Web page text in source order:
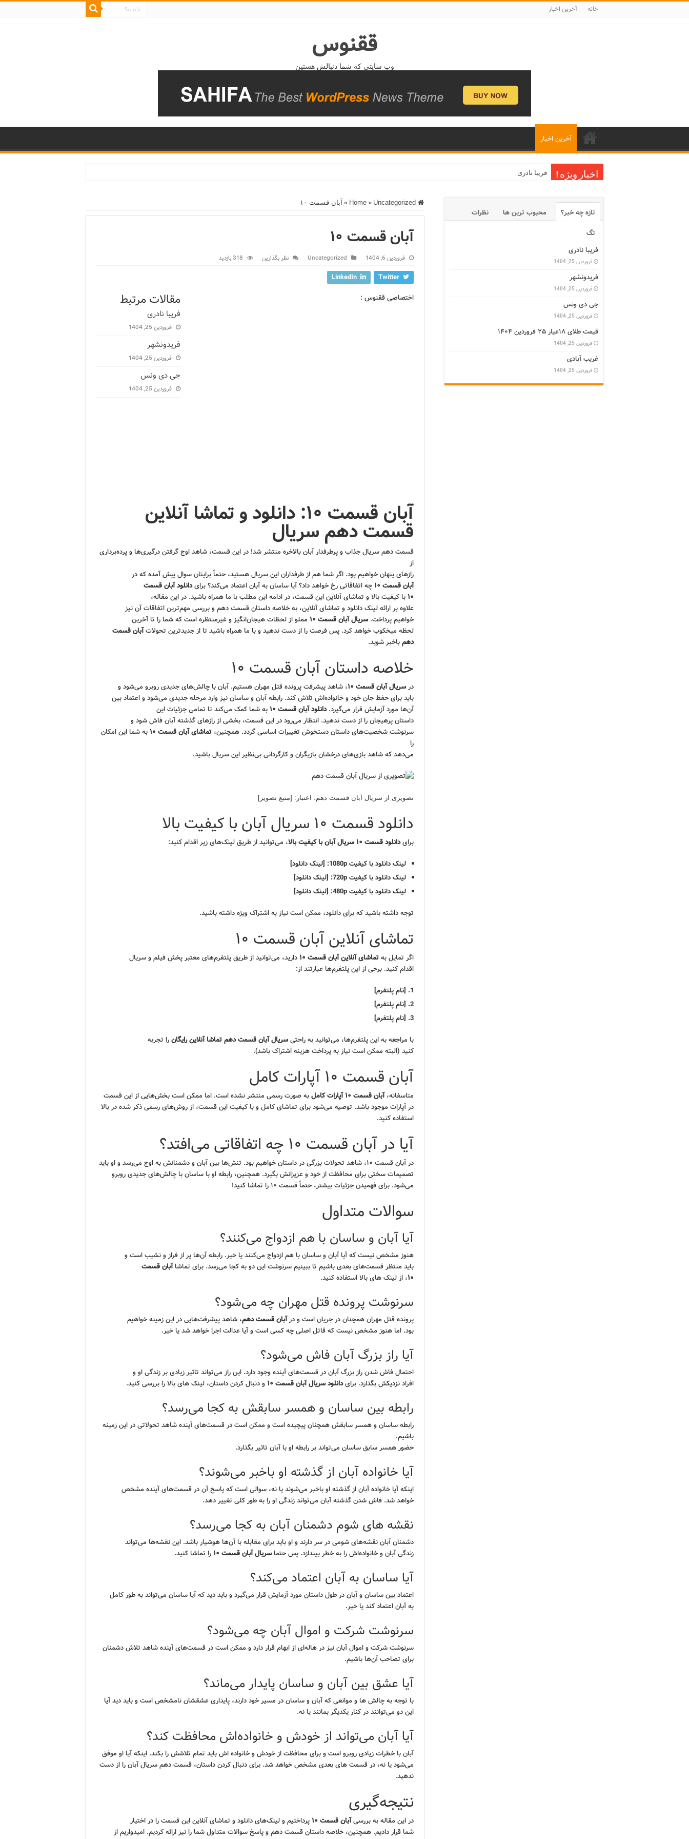
خانه آخرین اخبار
ققنوس
وب سایتی که شما دنبالش هستین
آخرین اخبار
اخبار ویژه ! فریبا نادری
» Uncategorized
» آبان قسمت ۱۰
آبان قسمت ۱۰
فروردین 6, 1404 Uncategorized نظر بگذارین 318 بازدید
Twitter
LinkedIn
مقالات مرتبط
فریبا نادری
فروردین 25, 1404
فریدونشهر
فروردین 25, 1404
جی دی ونس
فروردین 25, 1404
اختصاصی ققنوس :
آبان قسمت ۱۰: دانلود و تماشا آنلاین
قسمت دهم سریال
قسمت دهم سریال جذاب و پرطرفدار آبان بالاخره منتشر شد! در این قسمت، شاهد اوج گرفتن درگیری‌ها و پرده‌برداری
از
رازهای پنهان خواهیم بود. اگر شما هم از طرفداران این سریال هستید، حتماً برایتان سوال پیش آمده که در
آبان قسمت ۱۰
چه اتفاقاتی رخ خواهد داد؟ آیا ساسان به آبان اعتماد می‌کند؟ برایدانلود آبان قسمت
۱۰با کیفیت بالا و تماشای آنلاین این قسمت، در ادامه این مطلب با ما همراه باشید. در این مقاله،
علاوه بر ارائه لینک دانلود و تماشای آنلاین، به خلاصه داستان قسمت دهم و بررسی مهم‌ترین اتفاقات آن نیز
خواهیم پرداخت. سریال آبان قسمت ۱۰
مملو از لحظات هیجان‌انگیز و غیرمنتظره است که شما را تا آخرین
لحظه میخکوب خواهد کرد. پس فرصت را از دست ندهید و با ما همراه باشید تا از جدیدترین تحولاتآبان قسمت
دهمباخبر شوید.
خلاصه داستان آبان قسمت ۱۰
درسریال آبان قسمت ۱۰
، شاهد پیشرفت پرونده قتل مهران هستیم. آبان با چالش‌های جدیدی روبرو می‌شود و
باید برای حفظ جان خود و خانواده‌اش تلاش کند. رابطه آبان و ساسان نیز وارد مرحله جدیدی می‌شود و اعتماد بین
آن‌ها مورد آزمایش قرار می‌گیرد.دانلود آبان قسمت ۱۰
به شما کمک می‌کند تا تمامی جزئیات این
داستان پرهیجان را از دست ندهید. انتظار می‌رود در این قسمت، بخشی از رازهای گذشته آبان فاش شود و
سرنوشت شخصیت‌های داستان دستخوش تغییرات اساسی گردد. همچنین، تماشای آبان قسمت ۱۰
به شما این امکان
را
می‌دهد که شاهد بازی‌های درخشان بازیگران و کارگردانی بی‌نظیر این سریال باشید.
تصویری از سریال آبان قسمت دهم. اعتبار: [منبع تصویر]
دانلود قسمت ۱۰ سریال آبان با کیفیت بالا
برایدانلود قسمت ۱۰ سریال آبان با کیفیت بالا
، می‌توانید از طریق لینک‌های زیر اقدام کنید:
لینک دانلود با کیفیت 1080p: [لینک دانلود]
لینک دانلود با کیفیت 720p: [لینک دانلود]
لینک دانلود با کیفیت 480p: [لینک دانلود]
توجه داشته باشید که برای دانلود، ممکن است نیاز به اشتراک ویژه داشته باشید.
تماشای آنلاین آبان قسمت ۱۰
اگر تمایل بهتماشای آنلاین آبان قسمت ۱۰
دارید، می‌توانید از طریق پلتفرم‌های معتبر پخش فیلم و سریال
اقدام کنید. برخی از این پلتفرم‌ها عبارتند از:
[نام پلتفرم]
[نام پلتفرم]
[نام پلتفرم]
با مراجعه به این پلتفرم‌ها، می‌توانید به راحتیسریال آبان قسمت دهم تماشا آنلاین رایگانرا تجربه
کنید (البته ممکن است نیاز به پرداخت هزینه اشتراک باشد).
آبان قسمت ۱۰ آپارات کامل
متاسفانه،آبان قسمت ۱۰ آپارات کامل
به صورت رسمی منتشر نشده است. اما ممکن است بخش‌هایی از این قسمت
در آپارات موجود باشد. توصیه می‌شود برای تماشای کامل و با کیفیت این قسمت، از روش‌های رسمی ذکر شده در بالا
استفاده کنید.
آیا در آبان قسمت ۱۰ چه اتفاقاتی می‌افتد؟
در آبان قسمت ۱۰، شاهد تحولات بزرگی در داستان خواهیم بود. تنش‌ها بین آبان و دشمنانش به اوج می‌رسد و او باید
تصمیمات سختی برای محافظت از خود و عزیزانش بگیرد. همچنین، رابطه او با ساسان با چالش‌های جدیدی روبرو
می‌شود. برای فهمیدن جزئیات بیشتر، حتماً قسمت ۱۰ را تماشا کنید!
سوالات متداول
آیا آبان و ساسان با هم ازدواج می‌کنند؟
هنوز مشخص نیست که آیا آبان و ساسان با هم ازدواج می‌کنند یا خیر. رابطه آن‌ها پر از فراز و نشیب است و
باید منتظر قسمت‌های بعدی باشیم تا ببینیم سرنوشت این دو به کجا می‌رسد. برای تماشاآبان قسمت
۱۰، از لینک های بالا استفاده کنید.
سرنوشت پرونده قتل مهران چه می‌شود؟
پرونده قتل مهران همچنان در جریان است و درآبان قسمت دهم، شاهد پیشرفت‌هایی در این زمینه خواهیم
بود. اما هنوز مشخص نیست که قاتل اصلی چه کسی است و آیا عدالت اجرا خواهد شد یا خیر.
آیا راز بزرگ آبان فاش می‌شود؟
احتمال فاش شدن راز بزرگ آبان در قسمت‌های آینده وجود دارد. این راز می‌تواند تاثیر زیادی بر زندگی او و
افراد نزدیکش بگذارد. برایدانلود سریال آبان قسمت ۱۰ و دنبال کردن داستان، لینک های بالا را بررسی کنید.
رابطه بین ساسان و همسر سابقش به کجا می‌رسد؟
رابطه ساسان و همسر سابقش همچنان پیچیده است و ممکن است در قسمت‌های آینده شاهد تحولاتی در این زمینه
باشیم.
حضور همسر سابق ساسان می‌تواند بر رابطه او با آبان تاثیر بگذارد.
آیا خانواده آبان از گذشته او باخبر می‌شوند؟
اینکه آیا خانواده آبان از گذشته او باخبر می‌شوند یا نه، سوالی است که پاسخ آن در قسمت‌های آینده مشخص
خواهد شد. فاش شدن گذشته آبان می‌تواند زندگی او را به طور کلی تغییر دهد.
نقشه های شوم دشمنان آبان به کجا می‌رسد؟
دشمنان آبان نقشه‌های شومی در سر دارند و او باید برای مقابله با آن‌ها هوشیار باشد. این نقشه‌ها می‌تواند
زندگی آبان و خانواده‌اش را به خطر بیندازد. پس حتما سریال آبان قسمت ۱۰ را تماشا کنید.
آیا ساسان به آبان اعتماد می‌کند؟
اعتماد بین ساسان و آبان در طول داستان مورد آزمایش قرار می‌گیرد و باید دید که آیا ساسان می‌تواند به طور کامل
به آبان اعتماد کند یا خیر.
سرنوشت شرکت و اموال آبان چه می‌شود؟
سرنوشت شرکت و اموال آبان نیز در هاله‌ای از ابهام قرار دارد و ممکن است در قسمت‌های آینده شاهد تلاش دشمنان
برای تصاحب آن‌ها باشیم.
آیا عشق بین آبان و ساسان پایدار می‌ماند؟
با توجه به چالش ها و موانعی که آبان و ساسان در مسیر خود دارند، پایداری عشقشان نامشخص است و باید دید آیا
این دو می‌توانند در کنار یکدیگر بمانند یا نه.
آیا آبان می‌تواند از خودش و خانواده‌اش محافظت کند؟
آبان با خطرات زیادی روبرو است و برای محافظت از خودش و خانواده اش باید تمام تلاشش را بکند. اینکه آیا او موفق
می‌شود یا نه، در قسمت های بعدی مشخص خواهد شد. برای دنبال کردن داستان، قسمت دهم سریال آبان را از دست
ندهید.
نتیجه‌گیری
در این مقاله به بررسیآبان قسمت ۱۰
پرداختیم و لینک‌های دانلود و تماشای آنلاین این قسمت را در اختیار
شما قرار دادیم. همچنین، خلاصه داستان قسمت دهم و پاسخ سوالات متداول شما را نیز ارائه کردیم. امیدواریم از
تازه چه خبر؟ محبوب ترین ها
نظرات
تگ
فریبا نادری
فروردین 25, 1404
فریدونشهر
فروردین 25, 1404
جی دی ونس
فروردین 25, 1404
قیمت طلای ۱۸عیار ۲۵ فروردین ۱۴۰۴
فروردین 25, 1404
غریب آبادی
فروردین 25, 1404